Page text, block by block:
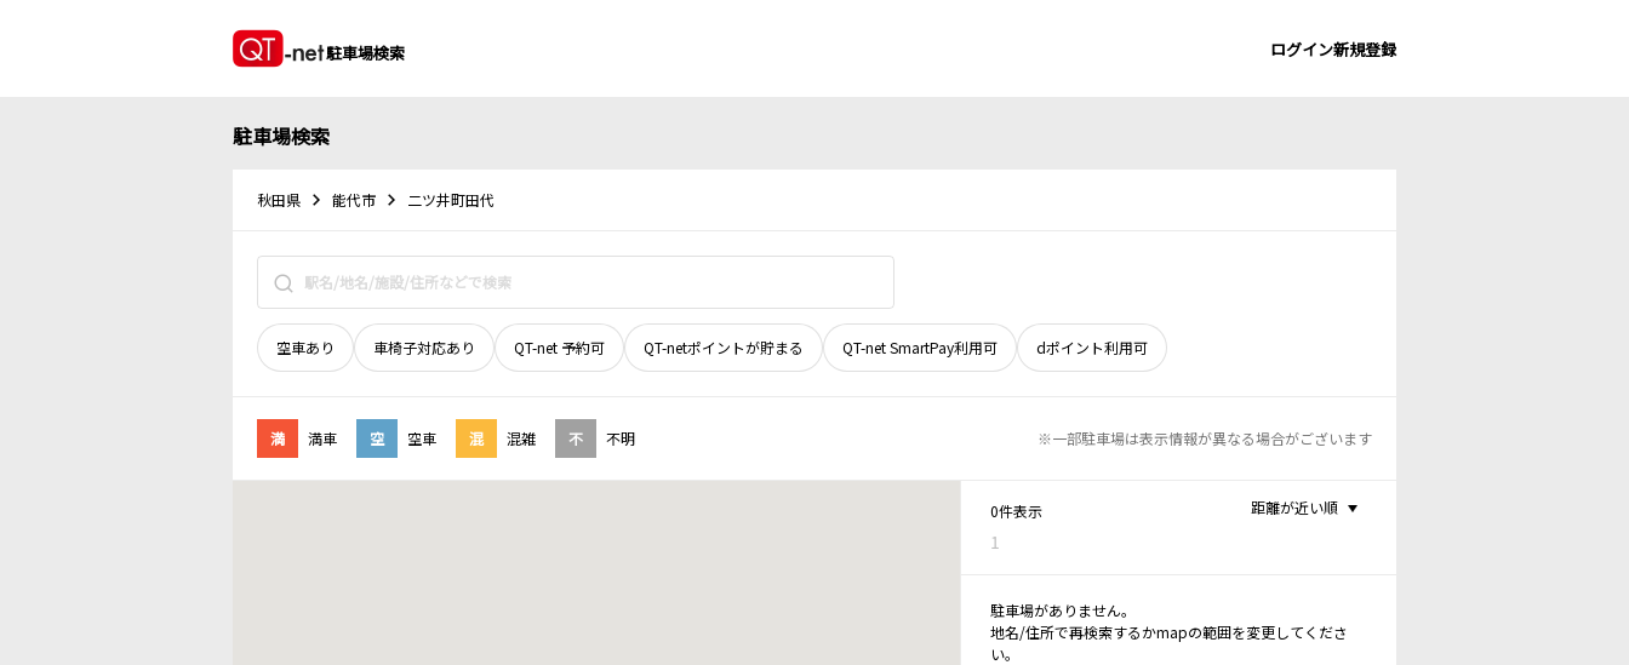
駐車場検索 ログイン新規登録
駐車場検索
秋田県 能代市 二ツ井町田代
空車あり 車椅子対応あり QT-net 予約可 QT-netポイントが貯まる QT-net SmartPay利用可 dポイント利用可
満 満車 空 空車 混 混雑 不 不明 ※一部駐車場は表示情報が異なる場合がございます
0件表示
1
距離が近い順
駐車場がありません。
地名/住所で再検索するかmapの範囲を変更してくださ
い。